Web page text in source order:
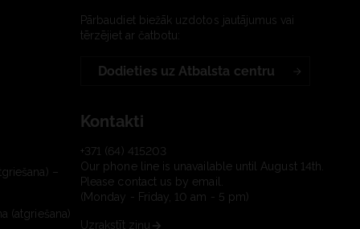
–
(atgriešana)
Pārbaudiet biežāk uzdotos jautājumus vai
tērzējiet ar čatbotu:
Dodieties uz Atbalsta centru
Kontakti
+371 (64) 415203
Our phone line is unavailable until August 14th.
Please contact us by email.
(Monday - Friday, 10 am - 5 pm)
Uzrakstīt ziņu